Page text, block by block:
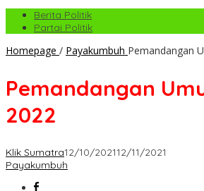
Berita Politik
Partai Politik
Homepage / Payakumbuh Pemandangan
Pemandangan
2022
Klik Sumatra12/10/202112/11/2021
Payakumbuh